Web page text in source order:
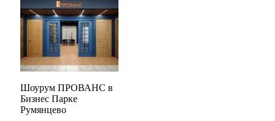
Шоурум ПРОВАНС в
Бизнес Парке
Румянцево